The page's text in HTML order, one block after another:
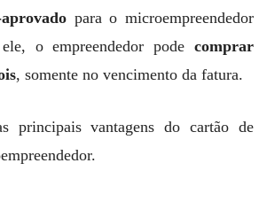
para o microempreendedor
o empreendedor pode comprar
, somente no vencimento da fatura.
principais vantagens do cartão de